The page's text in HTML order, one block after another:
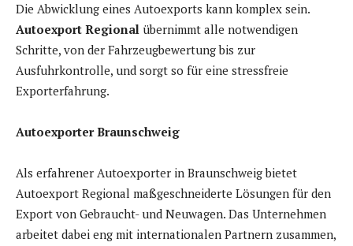
Die Abwicklung eines Autoexports kann komplex sein.
Autoexport Regional übernimmt alle notwendigen
Schritte, von der Fahrzeugbewertung bis zur
Ausfuhrkontrolle, und sorgt so für eine stressfreie
Exporterfahrung.
Autoexporter Braunschweig
Als erfahrener Autoexporter in Braunschweig bietet
Autoexport Regional maßgeschneiderte Lösungen für den
Export von Gebraucht- und Neuwagen. Das Unternehmen
arbeitet dabei eng mit internationalen Partnern zusammen,